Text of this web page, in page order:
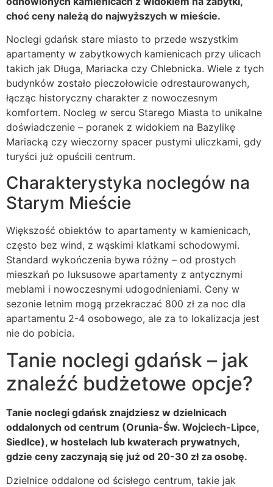
choć ceny należą do najwyższych w mieście.
Noclegi gdańsk stare miasto to przede wszystkim
apartamenty w zabytkowych kamienicach przy ulicach
takich jak Długa, Mariacka czy Chlebnicka. Wiele z tych
budynków zostało pieczołowicie odrestaurowanych,
łącząc historyczny charakter z nowoczesnym
komfortem. Nocleg w sercu Starego Miasta to unikalne
doświadczenie – poranek z widokiem na Bazylikę
Mariacką czy wieczorny spacer pustymi uliczkami, gdy
turyści już opuścili centrum.
Charakterystyka noclegów na
Starym Mieście
Większość obiektów to apartamenty w kamienicach,
często bez wind, z wąskimi klatkami schodowymi.
Standard wykończenia bywa różny – od prostych
mieszkań po luksusowe apartamenty z antycznymi
meblami i nowoczesnymi udogodnieniami. Ceny w
sezonie letnim mogą przekraczać 800 zł za noc dla
apartamentu 2-4 osobowego, ale za to lokalizacja jest
nie do pobicia.
Tanie noclegi gdańsk – jak
znaleźć budżetowe opcje?
Tanie noclegi gdańsk znajdziesz w dzielnicach
oddalonych od centrum (Orunia-Św. Wojciech-Lipce,
Siedlce), w hostelach lub kwaterach prywatnych,
gdzie ceny zaczynają się już od 20-30 zł za osobę.
Dzielnice oddalone od ścisłego centrum, takie jak